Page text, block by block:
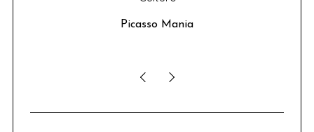
Picasso Mania